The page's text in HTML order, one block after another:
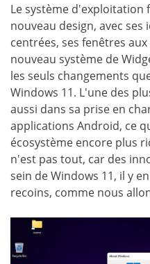
Le système d'exploitation
nouveau design, avec ses
centrées, ses fenêtres
nouveau système de
les seuls changements
Windows 11. L'une des
aussi dans sa prise en
applications Android, ce
écosystème encore plus
n'est pas tout, car des
sein de Windows 11, il y
recoins, comme nous